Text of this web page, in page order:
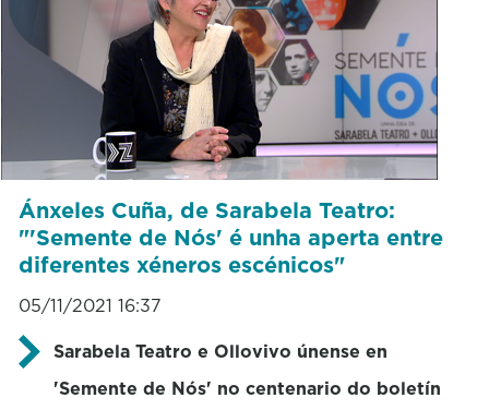
Ánxeles Cuña, de Sarabela Teatro:
"'Semente de Nós' é unha aperta entre
diferentes xéneros escénicos"
05/11/2021 16:37
Sarabela Teatro e Ollovivo únense en
'Semente de Nós' no centenario do boletín